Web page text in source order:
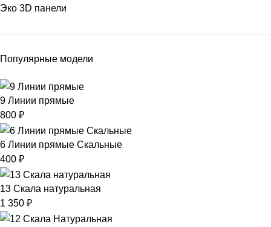
Эко 3D панели
Популярные модели
9 Линии прямые
800 ₽
6 Линии прямые Скальные
400 ₽
13 Скала натуральная
1 350 ₽